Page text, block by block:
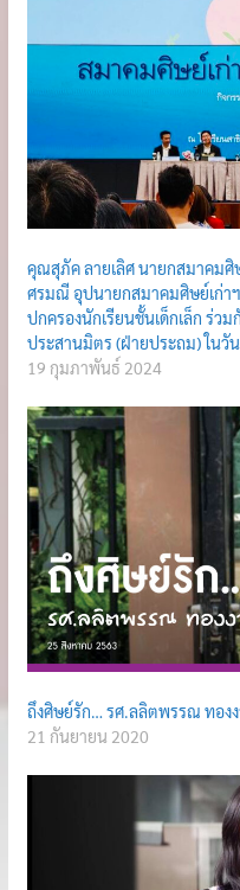
คุณสุภัค ลายเลิศ นายกสมาคม
ศรมณี อุปนายกสมาคมศิษย์เก่า
ปกครองนักเรียนชั้นเด็กเล็ก ร่ว
ประสานมิตร (ฝ่ายประถม) ใน
19 กุมภาพันธ์ 2024
ถึงศิษย์รัก… รศ.ลลิตพรรณ ทอง
21 กันยายน 2020